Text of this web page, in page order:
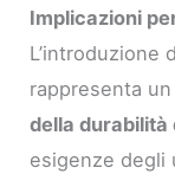
Implicazioni
L’introduzione
rappresenta
della durabilità
esigenze